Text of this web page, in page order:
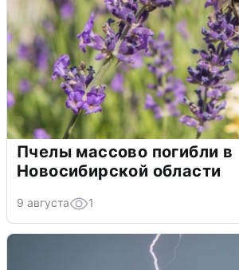
Пчелы массово погибли в
Новосибирской области
9 августа 1